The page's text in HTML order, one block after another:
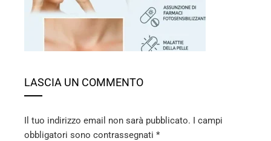
LASCIA UN COMMENTO
Il tuo indirizzo email non sarà pubblicato. I campi
obbligatori sono contrassegnati *